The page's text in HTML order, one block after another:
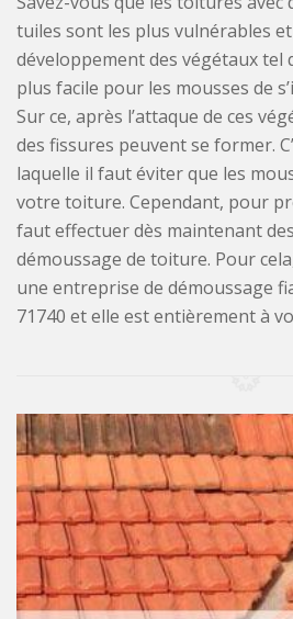
tuiles sont les plus vulnérables
développement des végétaux tel
plus facile pour les mousses de
Sur ce, après l’attaque de ces
des fissures peuvent se former.
laquelle il faut éviter que les
votre toiture. Cependant, pour
faut effectuer dès maintenant
démoussage de toiture. Pour
une entreprise de démoussage
71740 et elle est entièrement à